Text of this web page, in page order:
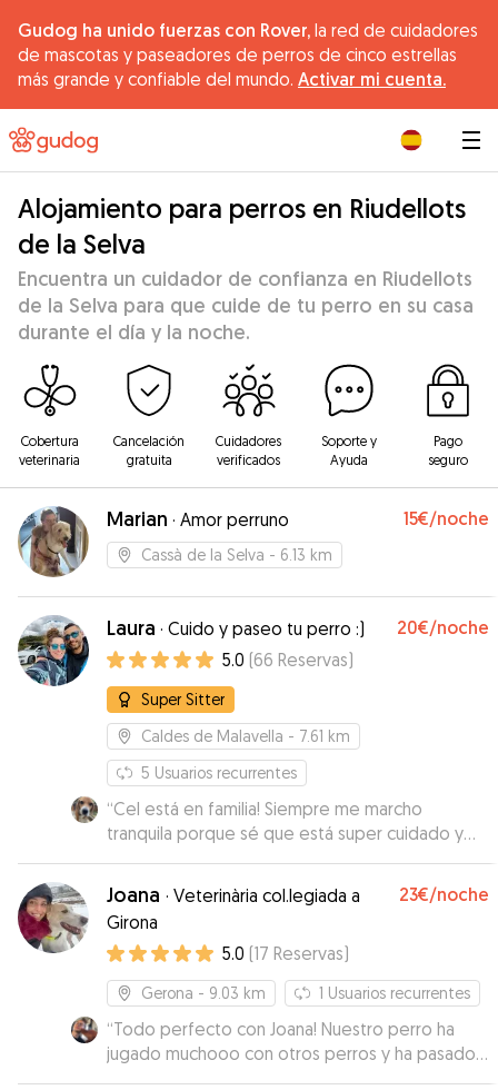
Gudog ha unido fuerzas con Rover, la red de cuidadores
de mascotas y paseadores de perros de cinco estrellas
más grande y confiable del mundo. Activar mi cuenta.
Alojamiento para perros en Riudellots
de la Selva
Encuentra un cuidador de confianza en Riudellots
de la Selva para que cuide de tu perro en su casa
durante el día y la noche.
Cobertura
veterinaria
Cancelación
gratuita
Cuidadores
verificados
Soporte y
Ayuda
Pago
seguro
Marian · Amor perruno 15€/noche
Cassà de la Selva - 6.13 km
Laura · Cuido y paseo tu perro :) 20€/noche
5.0 (66 Reservas)
Super Sitter
Caldes de Malavella - 7.61 km
5 Usuarios recurrentes
“Cel está en familia! Siempre me marcho
tranquila porque sé que está super cuidado y
mimado también. Laura es excepcional.”
Joana · Veterinària col.legiada a
Girona
23€/noche
5.0 (17 Reservas)
Gerona - 9.03 km 1 Usuarios recurrentes
“Todo perfecto con Joana! Nuestro perro ha
jugado muchooo con otros perros y ha pasado
un rato genial. In total confianza con Joana. No